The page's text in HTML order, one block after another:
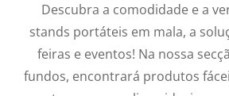
Descubra a comodidade e a
stands portáteis em mala, a
feiras e eventos! Na nossa
fundos, encontrará produtos